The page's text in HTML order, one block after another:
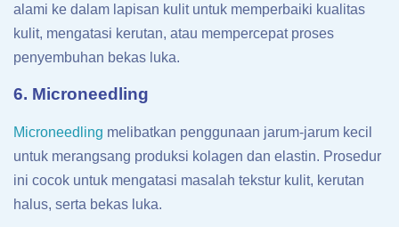
alami ke dalam lapisan kulit untuk memperbaiki kualitas
kulit, mengatasi kerutan, atau mempercepat proses
penyembuhan bekas luka.
6. Microneedling
Microneedling melibatkan penggunaan jarum-jarum kecil
untuk merangsang produksi kolagen dan elastin. Prosedur
ini cocok untuk mengatasi masalah tekstur kulit, kerutan
halus, serta bekas luka.